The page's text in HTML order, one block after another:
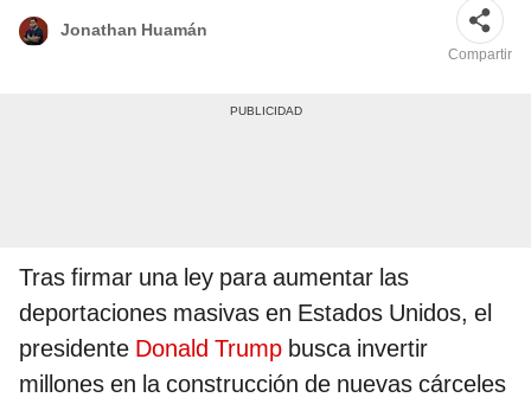
Jonathan Huamán
Compartir
Tras firmar una ley para aumentar las
deportaciones masivas en Estados Unidos, el
presidente Donald Trump busca invertir
millones en la construcción de nuevas cárceles